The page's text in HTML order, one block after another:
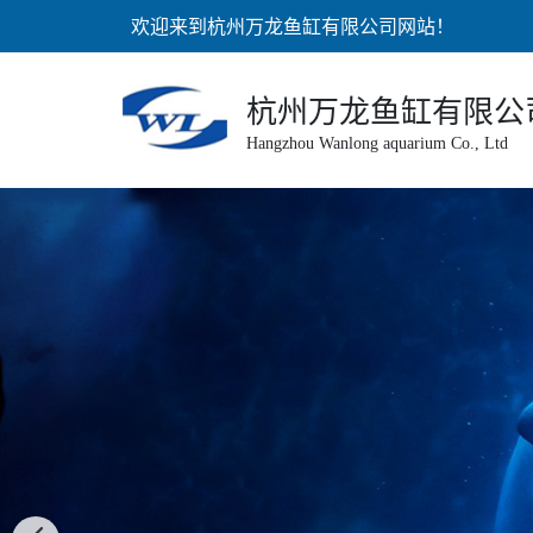
欢迎来到杭州万龙鱼缸有限公司网站！
杭州万龙鱼缸有限
Hangzhou Wanlong aquarium Co., Ltd